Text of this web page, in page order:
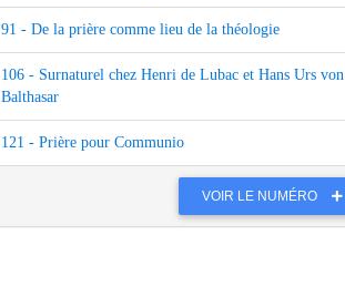
91 - De la prière comme lieu de la théologie
106 - Surnaturel chez Henri de Lubac et Hans Urs von
Balthasar
121 - Prière pour Communio
VOIR LE NUMÉRO